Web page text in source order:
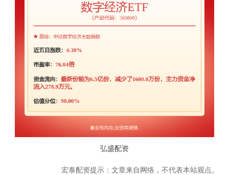
弘盛配资
宏泰配资提示：文章来自网络，不代表本站观点。